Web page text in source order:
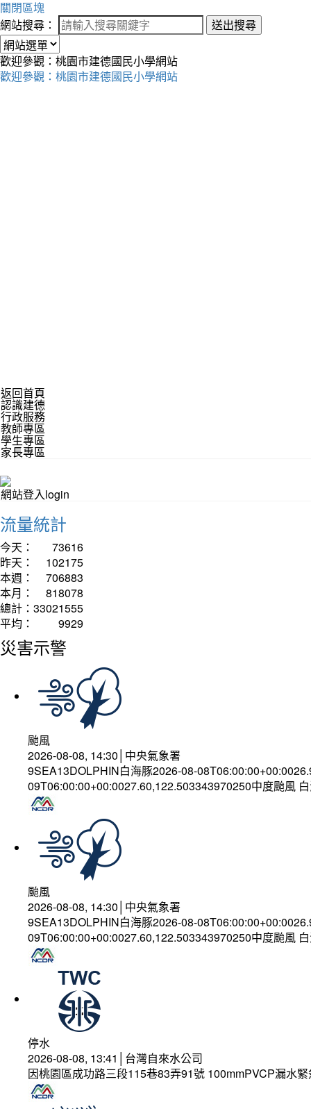
關閉區塊
網站搜尋：
送出搜尋
歡迎參觀：桃園市建德國民小學網站
歡迎參觀：桃園市建德國民小學網站
返回首頁
認識建德
行政服務
教師專區
學生專區
家長專區
網站登入login
流量統計
今天：
73616
昨天：
102175
本週：
706883
本月：
818078
總計： 33021555
平均：
9929
災害示警
颱風
2026-08-08, 14:30│中央氣象署
9SEA13DOLPHIN白海豚2026-08-
09T06:00:00+00:0027.60,122.503343970250中度颱風
颱風
2026-08-08, 14:30│中央氣象署
9SEA13DOLPHIN白海豚2026-08-
09T06:00:00+00:0027.60,122.503343970250中度颱風
停水
2026-08-08, 13:41│台灣自來水公司
因桃園區成功路三段115巷83弄91號 100mmPVCP漏水